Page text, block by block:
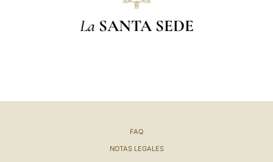
La SANTA SEDE
FAQ
NOTAS LEGALES